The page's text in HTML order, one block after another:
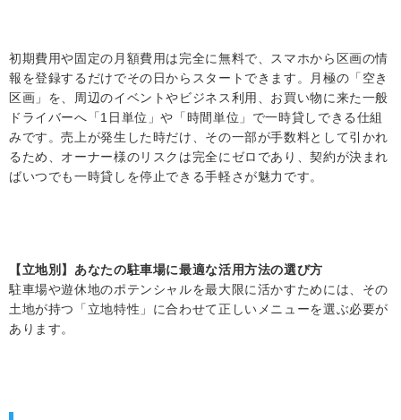
初期費用や固定の月額費用は完全に無料で、スマホから区画の情
報を登録するだけでその日からスタートできます。月極の「空き
区画」を、周辺のイベントやビジネス利用、お買い物に来た一般
ドライバーへ「1日単位」や「時間単位」で一時貸しできる仕組
みです。売上が発生した時だけ、その一部が手数料として引かれ
るため、オーナー様のリスクは完全にゼロであり、契約が決まれ
ばいつでも一時貸しを停止できる手軽さが魅力です。
【立地別】あなたの駐車場に最適な活用方法の選び方
駐車場や遊休地のポテンシャルを最大限に活かすためには、その
土地が持つ「立地特性」に合わせて正しいメニューを選ぶ必要が
あります。